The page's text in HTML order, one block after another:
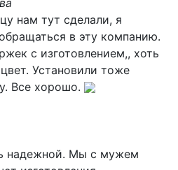
нам тут сделали, я
в эту компанию.
с изготовлением,, хоть
Установили тоже
Все хорошо.
надежной. Мы с мужем